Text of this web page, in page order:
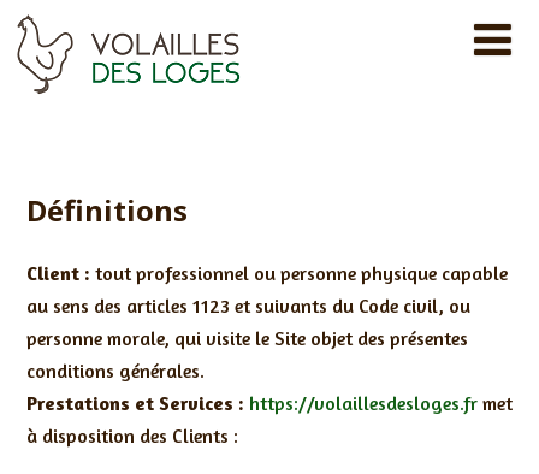
Définitions
Client : tout professionnel ou personne physique capable
au sens des articles 1123 et suivants du Code civil, ou
personne morale, qui visite le Site objet des présentes
conditions générales.
Prestations et Services : https://volaillesdesloges.frmet
à disposition des Clients :